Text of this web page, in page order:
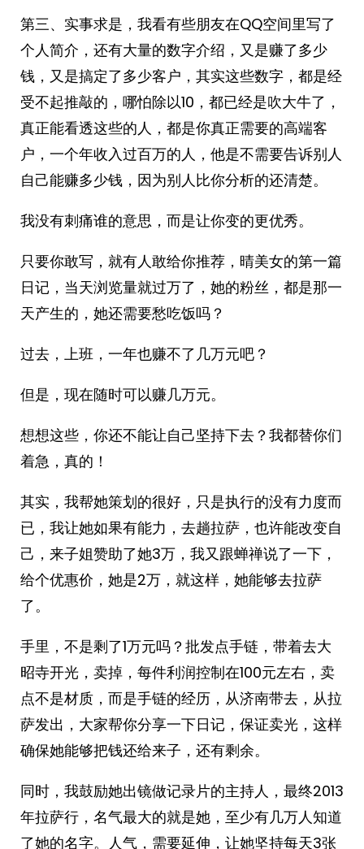
第三、实事求是，我看有些朋友在QQ空间里写了
个人简介，还有大量的数字介绍，又是赚了多少
钱，又是搞定了多少客户，其实这些数字，都是经
受不起推敲的，哪怕除以10，都已经是吹大牛了，
真正能看透这些的人，都是你真正需要的高端客
户，一个年收入过百万的人，他是不需要告诉别人
自己能赚多少钱，因为别人比你分析的还清楚。
我没有刺痛谁的意思，而是让你变的更优秀。
只要你敢写，就有人敢给你推荐，晴美女的第一篇
日记，当天浏览量就过万了，她的粉丝，都是那一
天产生的，她还需要愁吃饭吗？
过去，上班，一年也赚不了几万元吧？
但是，现在随时可以赚几万元。
想想这些，你还不能让自己坚持下去？我都替你们
着急，真的！
其实，我帮她策划的很好，只是执行的没有力度而
已，我让她如果有能力，去趟拉萨，也许能改变自
己，来子姐赞助了她3万，我又跟蝉禅说了一下，
给个优惠价，她是2万，就这样，她能够去拉萨
了。
手里，不是剩了1万元吗？批发点手链，带着去大
昭寺开光，卖掉，每件利润控制在100元左右，卖
点不是材质，而是手链的经历，从济南带去，从拉
萨发出，大家帮你分享一下日记，保证卖光，这样
确保她能够把钱还给来子，还有剩余。
同时，我鼓励她出镜做记录片的主持人，最终2013
年拉萨行，名气最大的就是她，至少有几万人知道
了她的名字。人气，需要延伸，让她坚持每天3张